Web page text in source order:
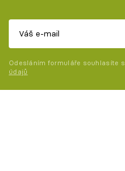
Odesláním formuláře souhlasíte s
údajů